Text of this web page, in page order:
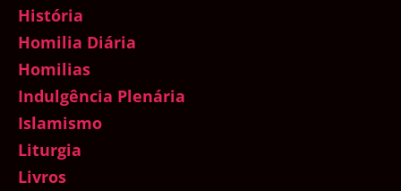
História
Homilia Diária
Homilias
Indulgência Plenária
Islamismo
Liturgia
Livros